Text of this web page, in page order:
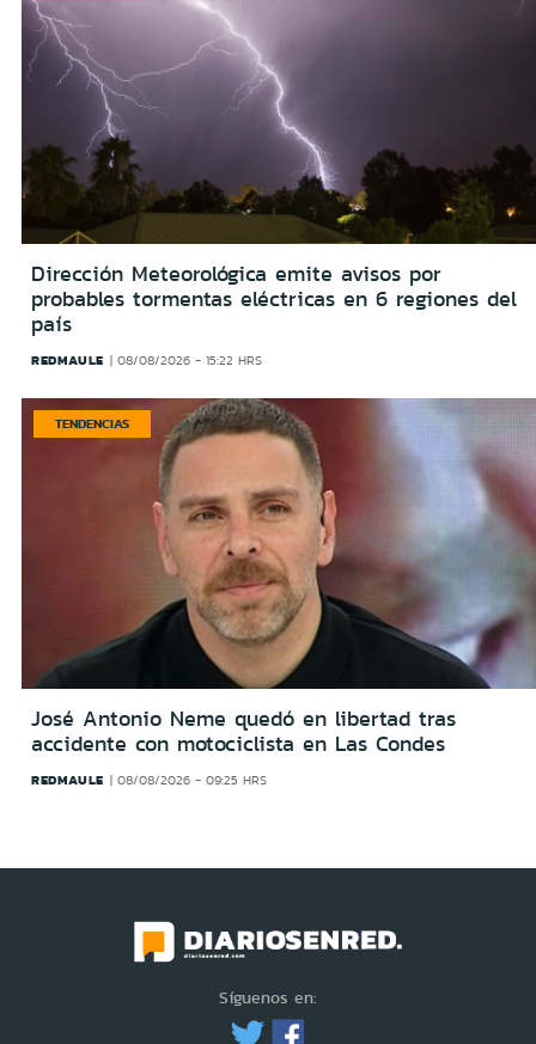
Dirección Meteorológica emite avisos por
probables tormentas eléctricas en 6 regiones del
país
REDMAULE 08/08/2026 - 15:22 HRS
TENDENCIAS
José Antonio Neme quedó en libertad tras
accidente con motociclista en Las Condes
REDMAULE 08/08/2026 - 09:25 HRS
Síguenos en: